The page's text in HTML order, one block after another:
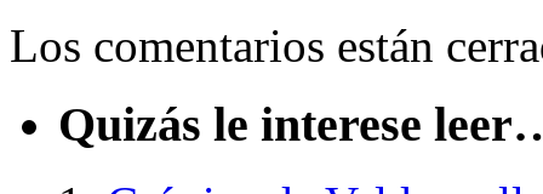
Los comentarios están
Quizás le interese